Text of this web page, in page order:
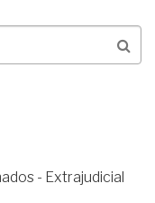
- Extrajudicial